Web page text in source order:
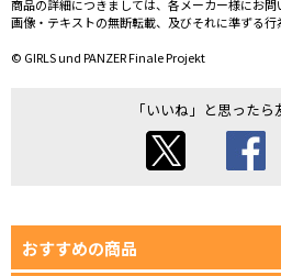
商品の詳細につきましては、各メーカー様にお問
画像・テキストの無断転載、及びそれに準ずる行
© GIRLS und PANZER Finale Projekt
「いいね」と思ったら
おすすめの商品